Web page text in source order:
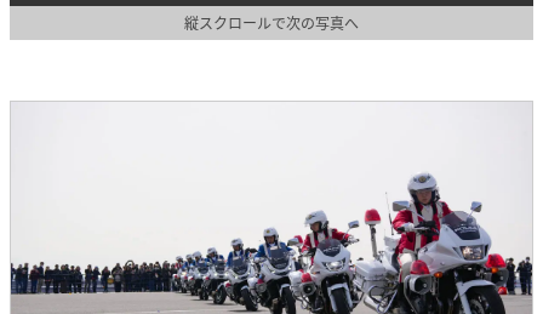
縦スクロールで次の写真へ